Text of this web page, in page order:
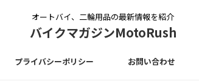
オートバイ、二輪用品の最新情報を紹介
バイクマガジンMotoRush
プライバシーポリシー お問い合わせ